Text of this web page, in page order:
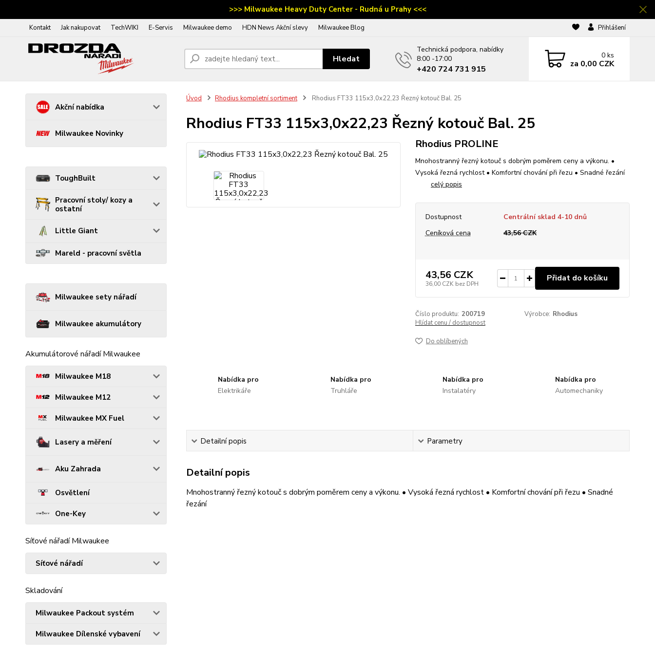
>>> Milwaukee Heavy Duty Center - Rudná u Prahy <<<
Kontakt Jak nakupovat TechWIKI E-Servis Milwaukee demo HDN News Akční slevy Milwaukee Blog Přihlášení
Hledat
Technická podpora, nabídky
8:00 -17:00
‭+420 724 731 915
0 ks
za 0,00 CZK
Akční nabídka
Milwaukee Novinky
ToughBuilt
Pracovní stoly/ kozy a
ostatní
Little Giant
Mareld - pracovní světla
Milwaukee sety nářadí
Milwaukee akumulátory
Akumulátorové nářadí Milwaukee
Milwaukee M18
Milwaukee M12
Milwaukee MX Fuel
Lasery a měření
Aku Zahrada
Osvětlení
One-Key
Síťové nářadí Milwaukee
Síťové nářadí
Skladování
Milwaukee Packout systém
Milwaukee Dílenské vybavení
Úvod Rhodius kompletní sortiment Rhodius FT33 115x3,0x22,23 Řezný kotouč Bal. 25
Rhodius FT33 115x3,0x22,23 Řezný kotouč Bal. 25
Rhodius PROLINE
Mnohostranný řezný kotouč s dobrým poměrem ceny a výkonu. •
Vysoká řezná rychlost • Komfortní chování při řezu • Snadné řezání
celý popis
Dostupnost
Centrální sklad 4-10 dnů
Ceníková cena
43,56 CZK
43,56 CZK
36,00 CZK bez DPH
Přidat do košíku
Číslo produktu: 200719 Výrobce: Rhodius
Hlídat cenu / dostupnost
Do oblíbených
Nabídka pro
Elektrikáře
Nabídka pro
Truhláře
Nabídka pro
Instalatéry
Nabídka pro
Automechaniky
Detailní popis Parametry
Detailní popis
Mnohostranný řezný kotouč s dobrým poměrem ceny a výkonu. • Vysoká řezná rychlost • Komfortní chování při řezu • Snadné
řezání